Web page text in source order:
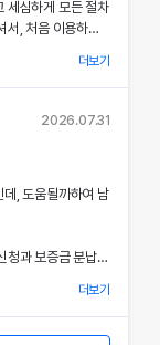
, 그리고 안전 장
인되면서 전체적인
어요.
, 이 만족스러운
세심하게 모든 절차
서, 처음 이용하는
료가 매우 합리적으
되는 신차 시스템
용할 수 있도록 도
능, 그리고 안전장
었으며, 전 과정에
도로 만족스러웠으
더보기
2026.07.31
, 도움될까하여 남
청과 보증금 분납,
하면서도 세심하게
더보기
요시하며, "정보
고 있습니다.
하시는 개인정보
보보호를 위해 어
공지사항(또는